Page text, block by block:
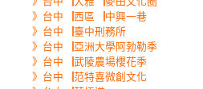
》台中▕西區▕中興一巷
》台中▕臺中刑務所
》台中▕亞洲大學阿勃勒季
》台中▕武陵農場櫻花季
》台中▕范特喜微創文化